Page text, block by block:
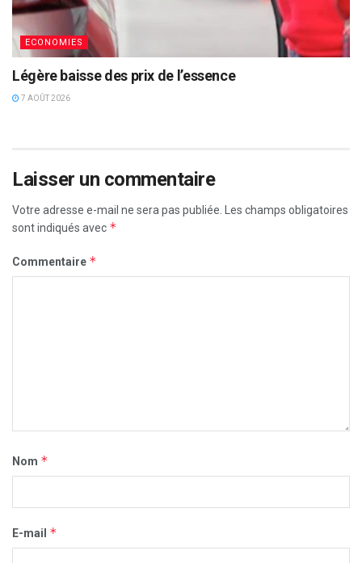
ECONOMIES
Légère baisse des prix de l’essence
7 AOÛT 2026
Laisser un commentaire
Votre adresse e-mail ne sera pas publiée. Les champs obligatoires
sont indiqués avec *
Commentaire *
Nom *
E-mail *